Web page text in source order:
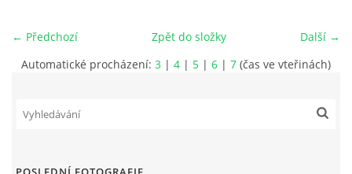
PROBĚHLÉ AKCE
← Předchozí Další →
Zpět do složky
Automatické procházení: 3 | 4 | 5 | 6 | 7 (čas ve vteřinách)